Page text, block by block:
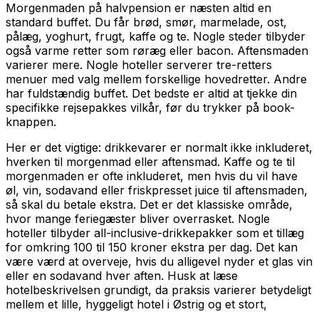
Morgenmaden på halvpension er næsten altid en
standard buffet. Du får brød, smør, marmelade, ost,
pålæg, yoghurt, frugt, kaffe og te. Nogle steder tilbyder
også varme retter som røræg eller bacon. Aftensmaden
varierer mere. Nogle hoteller serverer tre-retters
menuer med valg mellem forskellige hovedretter. Andre
har fuldstændig buffet. Det bedste er altid at tjekke din
specifikke rejsepakkes vilkår, før du trykker på book-
knappen.
Her er det vigtige: drikkevarer er normalt ikke inkluderet,
hverken til morgenmad eller aftensmad. Kaffe og te til
morgenmaden er ofte inkluderet, men hvis du vil have
øl, vin, sodavand eller friskpresset juice til aftensmaden,
så skal du betale ekstra. Det er det klassiske område,
hvor mange feriegæster bliver overrasket. Nogle
hoteller tilbyder all-inclusive-drikkepakker som et tillæg
for omkring 100 til 150 kroner ekstra per dag. Det kan
være værd at overveje, hvis du alligevel nyder et glas vin
eller en sodavand hver aften. Husk at læse
hotelbeskrivelsen grundigt, da praksis varierer betydeligt
mellem et lille, hyggeligt hotel i Østrig og et stort,